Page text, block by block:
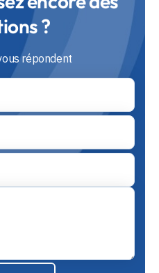
?
répondent